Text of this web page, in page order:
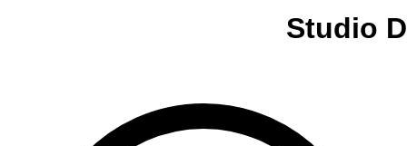
Studio D